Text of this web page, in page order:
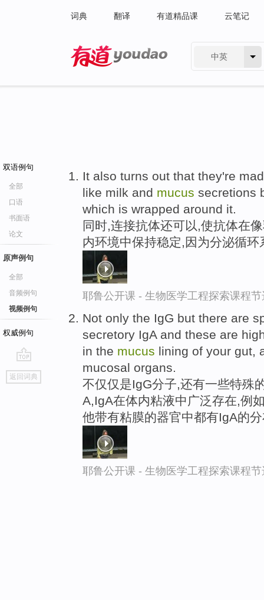
词典 翻译 有道精品课 云笔记
中英
双语例句
全部
口语
书面语
论文
原声例句
全部
音频例句
视频例句
权威例句
go
top
返回词典
It also turns out that they're
like milk and mucus secretions
which is wrapped around it.
同时,连接抗体还可以,使抗体在
内环境中保持稳定,因为分泌循
耶鲁公开课 - 生物医学工程探索课程节
Not only the IgG but there are
secretory IgA and these are
in the mucus lining of your gut,
mucosal organs.
不仅仅是IgG分子,还有一些特殊
A,IgA在体内粘液中广泛存在,例
他带有粘膜的器官中都有IgA的
耶鲁公开课 - 生物医学工程探索课程节